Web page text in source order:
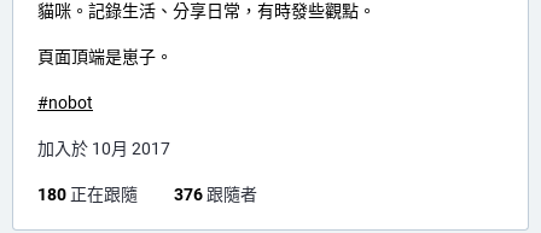
貓咪。記錄生活、分享日常，有時發些觀點。
頁面頂端是崽子。
#nobot
加入於 10月 2017
180 正在跟隨 376 跟隨者